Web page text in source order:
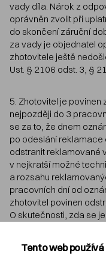
vady díla. Nárok z
oprávněn zvolit při
do skončení záruční
za vady je objednatel
zhotovitele ještě
Ust. § 2106 odst. 3, §
5. Zhotovitel je povinen
nejpozději do 3
se za to, že dnem
po odeslání reklamace
odstranit reklamované
v nejkratší možné
a rozsahu
pracovních dní od
zhotovitel povinen
O skutečnosti, zda se
s odstraněním
Tento web